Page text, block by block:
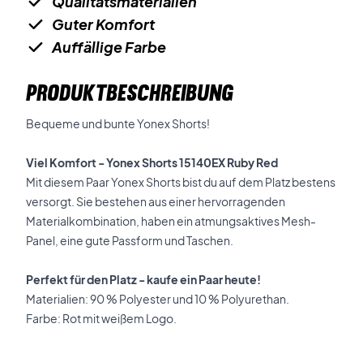
Guter Komfort
Auffällige Farbe
PRODUKTBESCHREIBUNG
Bequeme und bunte Yonex Shorts!
Viel Komfort - Yonex Shorts 15140EX Ruby Red
Mit diesem Paar Yonex Shorts bist du auf dem Platz bestens
versorgt. Sie bestehen aus einer hervorragenden
Materialkombination, haben ein atmungsaktives Mesh-
Panel, eine gute Passform und Taschen.
Perfekt für den Platz - kaufe ein Paar heute!
Materialien: 90 % Polyester und 10 % Polyurethan.
Farbe: Rot mit weißem Logo.